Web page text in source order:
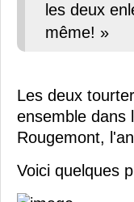
les deux
même! »
Les deux
ensemble dans
Rougemont,
Voici quelques